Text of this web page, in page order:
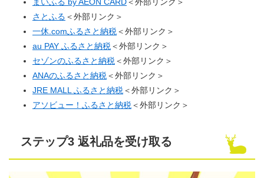
さとふる ＜外部リンク＞
一休.comふるさと納税＜外部リンク＞
au PAY ふるさと納税＜外部リンク＞
セゾンのふるさと納税＜外部リンク＞
ANAのふるさと納税＜外部リンク＞
JRE MALL ふるさと納税＜外部リンク＞
アソビュー！ふるさと納税＜外部リンク＞
ステップ3 返礼品を受け取る